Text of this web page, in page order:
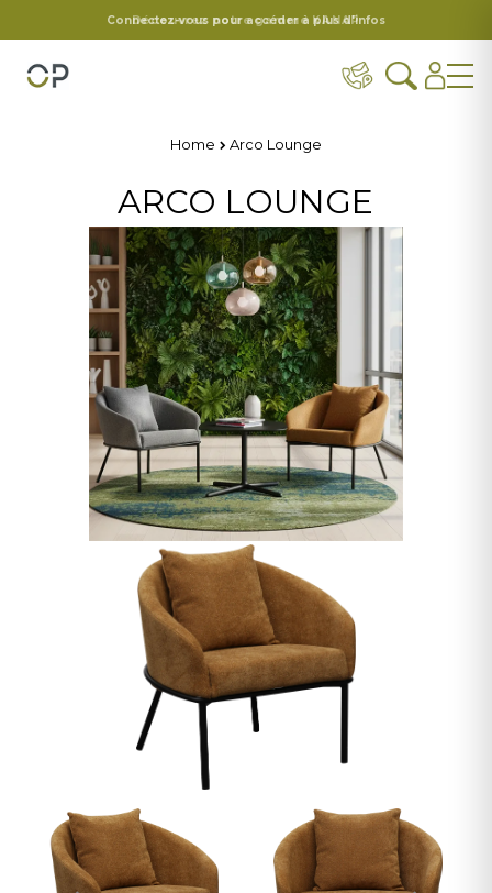
Connectez-vous pour accéder à plus d'infos
Home Arco Lounge
ARCO LOUNGE